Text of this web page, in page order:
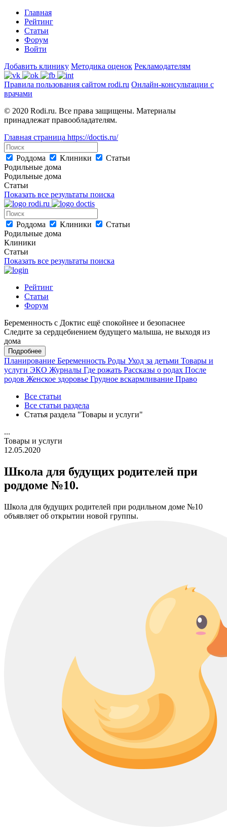
Главная
Рейтинг
Статьи
Форум
Войти
Добавить клинику Методика оценок Рекламодателям
Правила пользования сайтом rodi.ru Онлайн-консультации с
врачами
© 2020 Rodi.ru. Все права защищены. Материалы
принадлежат правообладателям.
Главная страница https://doctis.ru/
Роддома Клиники
Статьи
Родильные дома
Родильные дома
Статьи
Показать все результаты поиска
Роддома Клиники
Статьи
Родильные дома
Клиники
Статьи
Показать все результаты поиска
Рейтинг
Статьи
Форум
Беременность с Доктис ещё спокойнее и безопаснее
Следите за сердцебиением будущего малыша, не выходя из
дома
Подробнее
Планирование Беременность Роды Уход за детьми Товары и
услуги ЭКО Журналы Где рожать Рассказы о родах После
родов Женское здоровье Грудное вскармливание Право
Все статьи
Все статьи раздела
Статья раздела "Товары и услуги"
...
Товары и услуги
12.05.2020
Школа для будущих родителей при
роддоме №10.
Школа для будущих родителей при родильном доме №10
объявляет об открытии новой группы.